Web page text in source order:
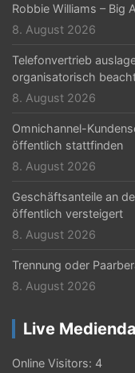
Robbie Williams – Big
8. August 2026
Telefonvertrieb
organisatorisch
8. August 2026
Omnichannel-
öffentlich stattfinden
8. August 2026
Geschäftsanteile an
öffentlich versteigert
8. August 2026
Trennung oder
8. August 2026
Live
Online Visitors: 4